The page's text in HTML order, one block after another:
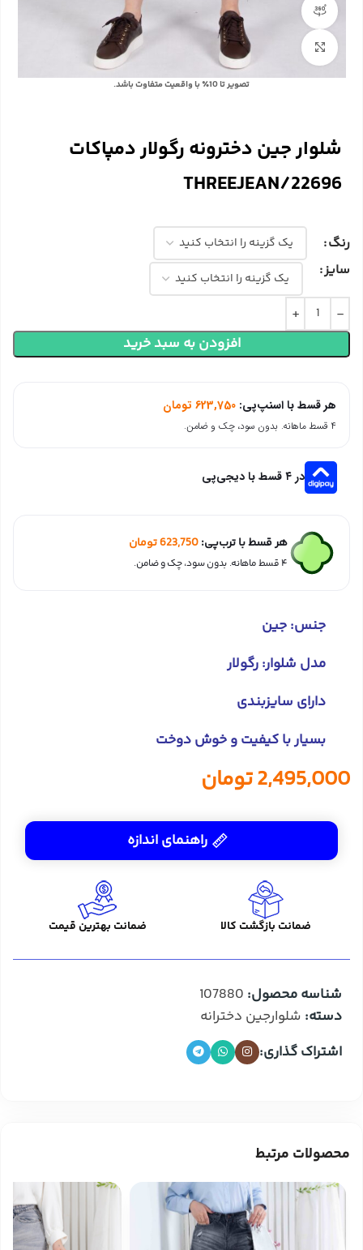
مشاهده 360 درجه
بزرگنمایی تصویر
با توجه به تفاوت رنگ‌ها در صفحه نمایش دستگاه‌های مختلف، ممکن است رنگ محصولات در
تصویر تا 10٪ با واقعیت متفاوت باشد.
شلوار جین دخترونه رگولار دمپاکات
THREEJEAN/22696
رنگ
سایز
افزودن به سبد خرید
هر قسط با اسنپ‌پی: 623,750 تومان
۴ قسط ماهانه. بدون سود، چک و ضامن.
در ۴ قسط با دیجی‌پی
هر قسط با ترب‌پی:623,750تومان
۴ قسط ماهانه. بدون سود، چک و ضامن.
جنس: جین
مدل شلوار: رگولار
دارای سایزبندی
بسیار با کیفیت و خوش دوخت
2,495,000تومان
راهنمای اندازه
ضمانت بازگشت کالا ضمانت بهترین قیمت
شناسه محصول: 107880
دسته: شلوارجین دخترانه
اشتراک گذاری:
محصولات مرتبط